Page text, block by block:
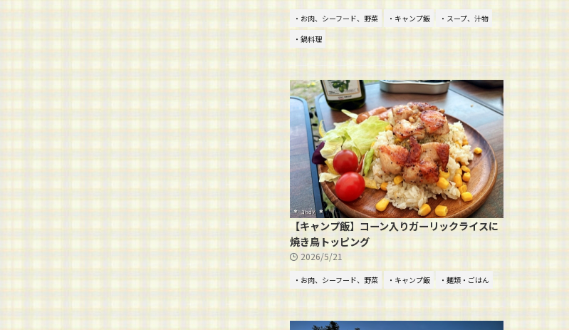
・お肉、シーフード、野菜 ・キャンプ飯
・スープ、汁物
・鍋料理
【キャンプ飯】コーン入りガーリックライスに
焼き鳥トッピング
2026/5/21
・お肉、シーフード、野菜 ・キャンプ飯 ・麺類・ごはん